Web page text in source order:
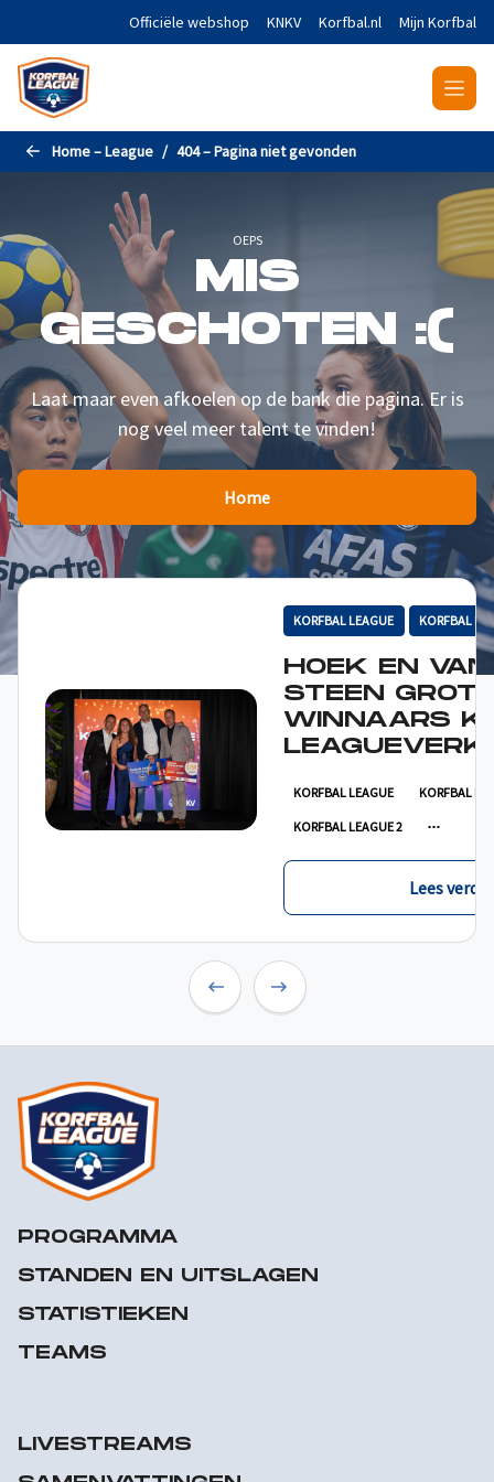
Naar de hoofdinhoud gaanOfficiële webshop KNKV Korfbal.nl Mijn Korfbal
Home – League 404 – Pagina niet gevonden
OEPS
MIS
GESCHOTEN :(
Laat maar even afkoelen op de bank die pagina. Er is
nog veel meer talent te vinden!
Home
KORFBAL LEAGUE KORFBAL
HOEK EN VAN
STEEN
WINNAARS
KORFBAL LEAGUE KORFBAL
KORFBAL LEAGUE 2
Lees verder
PROGRAMMA
STANDEN EN UITSLAGEN
STATISTIEKEN
TEAMS
LIVESTREAMS